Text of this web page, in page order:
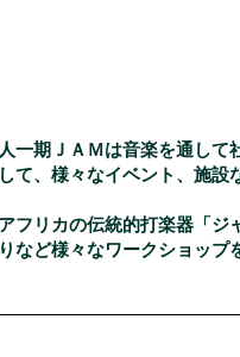
一期ＪＡＭは音楽を通して
て、様々なイベント、施設
フリカの伝統的打楽器「ジ
など様々なワークショップ